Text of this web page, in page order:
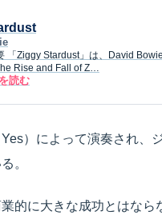
「Ziggy Stardust」は、David
Rise and Fall of Z…
読む
）によって演奏され、
。
的に大きな成功とはな